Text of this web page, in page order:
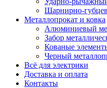
Шарнирно-
Металлопрокат и ковка
Алюминиевый
Забор
Кованые
Черный
Всё для электрики
Доставка и оплата
Контакты